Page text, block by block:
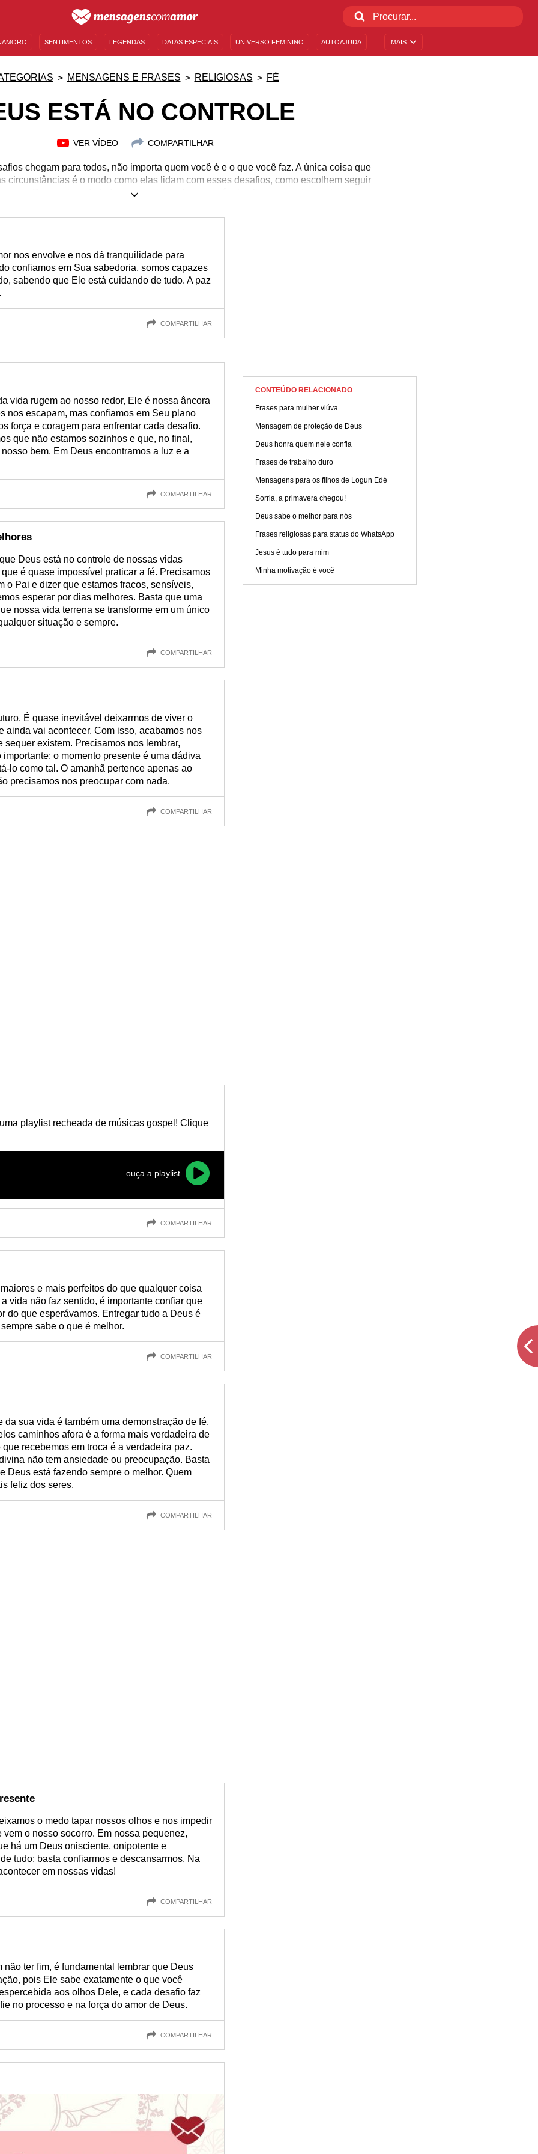
MAIS
SENTIMENTOS LEGENDAS DATAS ESPECIAIS UNIVERSO FEMININO AUTOAJUDA
MENSAGENS E FRASES RELIGIOSAS FÉ
ESTÁ NO CONTROLE
VER VÍDEO COMPARTILHAR
chegam para todos, não importa quem você é e o que você faz. A única coisa que
circunstâncias é o modo como elas lidam com esses desafios, como escolhem seguir
Deus acima de tudo, como principal responsável pela nossa vida e pelo nosso
é necessário para nutrir a nossa fé e a nossa vida, para continuarmos no caminho
essa certeza e espalhe a outros, porque assim eles também sentirão essa força
nos envolve e nos dá tranquilidade para
confiamos em Sua sabedoria, somos capazes
sabendo que Ele está cuidando de tudo. A paz
COMPARTILHAR
vida rugem ao nosso redor, Ele é nossa âncora
nos escapam, mas confiamos em Seu plano
força e coragem para enfrentar cada desafio.
que não estamos sozinhos e que, no final,
bem. Em Deus encontramos a luz e a
COMPARTILHAR
Deus está no controle de nossas vidas
é quase impossível praticar a fé. Precisamos
o Pai e dizer que estamos fracos, sensíveis,
esperar por dias melhores. Basta que uma
nossa vida terrena se transforme em um único
situação e sempre.
COMPARTILHAR
É quase inevitável deixarmos de viver o
ainda vai acontecer. Com isso, acabamos nos
existem. Precisamos nos lembrar,
o momento presente é uma dádiva
lo como tal. O amanhã pertence apenas ao
precisamos nos preocupar com nada.
COMPARTILHAR
playlist recheada de músicas gospel! Clique
ouça a playlist
COMPARTILHAR
e mais perfeitos do que qualquer coisa
vida não faz sentido, é importante confiar que
do que esperávamos. Entregar tudo a Deus é
sabe o que é melhor.
COMPARTILHAR
sua vida é também uma demonstração de fé.
caminhos afora é a forma mais verdadeira de
recebemos em troca é a verdadeira paz.
não tem ansiedade ou preocupação. Basta
Deus está fazendo sempre o melhor. Quem
feliz dos seres.
COMPARTILHAR
o medo tapar nossos olhos e nos impedir
o nosso socorro. Em nossa pequenez,
há um Deus onisciente, onipotente e
tudo; basta confiarmos e descansarmos. Na
em nossas vidas!
COMPARTILHAR
ter fim, é fundamental lembrar que Deus
pois Ele sabe exatamente o que você
aos olhos Dele, e cada desafio faz
no processo e na força do amor de Deus.
COMPARTILHAR
CONTEÚDO RELACIONADO
Frases para mulher viúva
Mensagem de proteção de Deus
Deus honra quem nele confia
Frases de trabalho duro
Mensagens para os filhos de Logun Edé
Sorria, a primavera chegou!
Deus sabe o melhor para nós
Frases religiosas para status do WhatsApp
Jesus é tudo para mim
Minha motivação é você